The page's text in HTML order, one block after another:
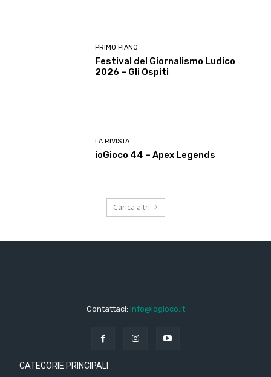
PRIMO PIANO
Festival del Giornalismo Ludico
2026 – Gli Ospiti
LA RIVISTA
ioGioco 44 – Apex Legends
Carica altri
Contattaci: info@iogioco.it
CATEGORIE PRINCIPALI